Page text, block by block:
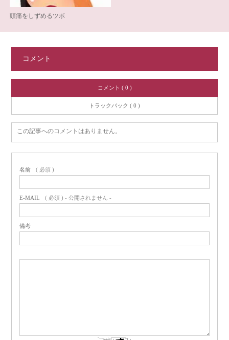
頭痛をしずめるツボ
コメント
コメント ( 0 )
トラックバック ( 0 )
この記事へのコメントはありません。
名前 ( 必須 )
E-MAIL ( 必須 ) - 公開されません -
備考